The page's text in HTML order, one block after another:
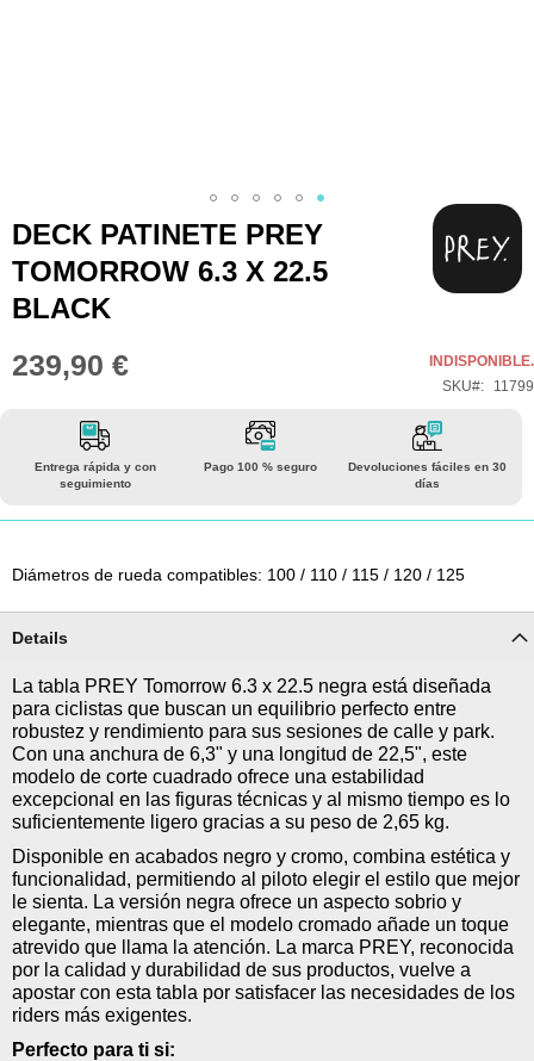
Saltar
al
comienzo
de
galería
imágenes
DECK PATINETE PREY
TOMORROW 6.3 X 22.5
BLACK
239,90 €
INDISPONIBLE.
SKU
11799
Entrega rápida y con
seguimiento
Pago 100 % seguro
Devoluciones fáciles en 30
días
Diámetros de rueda compatibles: 100 / 110 / 115 / 120 / 125
Details
La tabla PREY Tomorrow 6.3 x 22.5 negra está diseñada
para ciclistas que buscan un equilibrio perfecto entre
robustez y rendimiento para sus sesiones de calle y park.
Con una anchura de 6,3" y una longitud de 22,5", este
modelo de corte cuadrado ofrece una estabilidad
excepcional en las figuras técnicas y al mismo tiempo es lo
suficientemente ligero gracias a su peso de 2,65 kg.
Disponible en acabados negro y cromo, combina estética y
funcionalidad, permitiendo al piloto elegir el estilo que mejor
le sienta. La versión negra ofrece un aspecto sobrio y
elegante, mientras que el modelo cromado añade un toque
atrevido que llama la atención. La marca PREY, reconocida
por la calidad y durabilidad de sus productos, vuelve a
apostar con esta tabla por satisfacer las necesidades de los
riders más exigentes.
Perfecto para ti si: